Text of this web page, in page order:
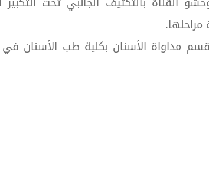
مراحلها.
مداواة الأسنان بكلية طب الأسنان في